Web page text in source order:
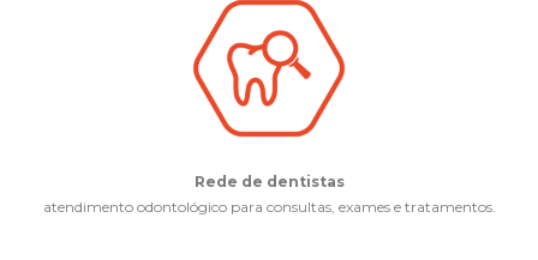
Rede de dentistas
atendimento odontológico para consultas, exames e tratamentos.